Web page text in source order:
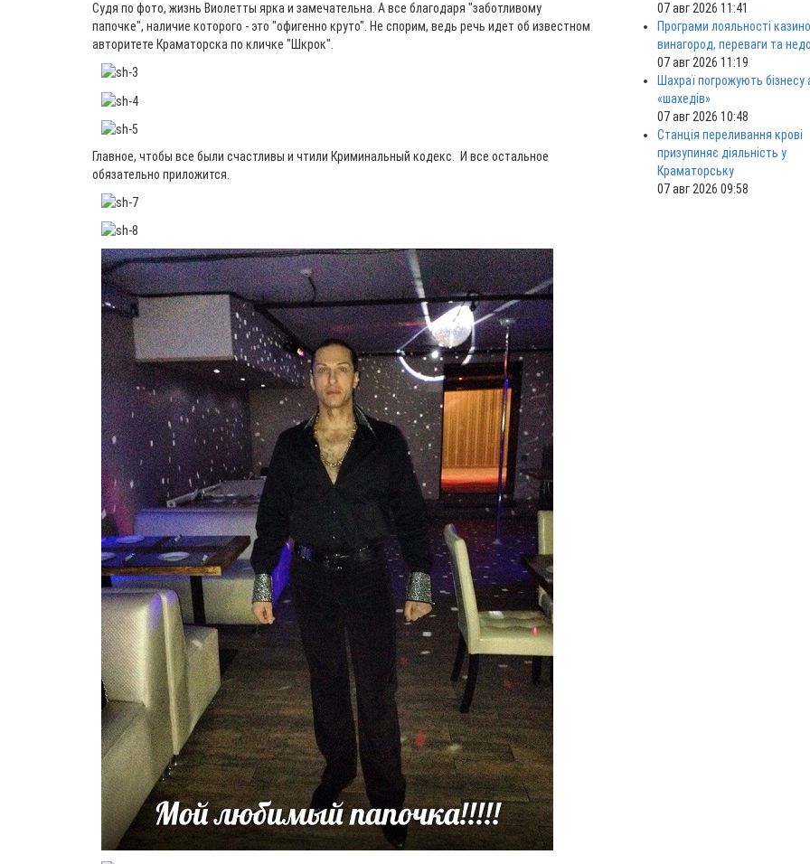
Судя по фото, жизнь Виолетты ярка и замечательна. А все благодаря "заботливому
папочке", наличие которого - это "офигенно круто". Не спорим, ведь речь идет об известном
авторитете Краматорска по кличке "Шкрок".
Главное, чтобы все были счастливы и чтили Криминальный кодекс. И все остальное
обязательно приложится.
07 авг 2026 11:41
Програми лояльності
винагород, переваги та
07 авг 2026 11:19
Шахраї погрожують бізнесу
«шахедів»
07 авг 2026 10:48
Станція переливання крові
призупиняє діяльність у
Краматорську
07 авг 2026 09:58